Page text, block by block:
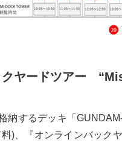
クヤードツアー
納するデッキ「
)、『オンラインバック